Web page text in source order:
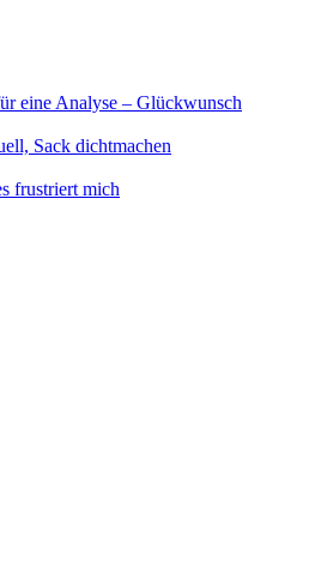
eine Analyse – Glückwunsch
Sack dichtmachen
frustriert mich